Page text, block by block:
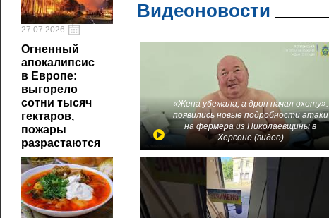
27.07.2026
Огненный
апокалипсис
в Европе:
выгорело
сотни тысяч
гектаров,
пожары
разрастаются
Видеоновости
«Жена убежала, а дрон начал охоту»:
появились новые подробности атаки
на фермера из Николаевщины в
Херсоне (видео)